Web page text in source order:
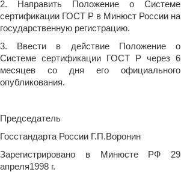
2. Направить Положение о Системе
сертификации ГОСТ Р в Минюст России на
государственную регистрацию.
3. Ввести в действие Положение о
Системе сертификации ГОСТ Р через 6
месяцев со дня его официального
опубликования.
Председатель
Госстандарта России Г.П.Воронин
Зарегистрировано в Минюсте РФ 29
апреля1998 г.